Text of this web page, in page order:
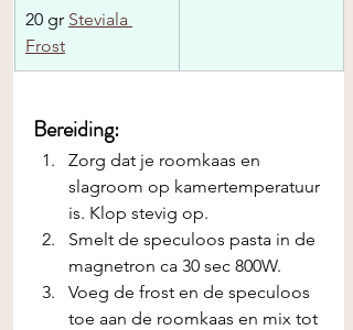
20 gr Steviala
Frost
Bereiding:
Zorg dat je roomkaas en
slagroom op kamertemperatuur
is. Klop stevig op.
Smelt de speculoos pasta in de
magnetron ca 30 sec 800W.
Voeg de frost en de speculoos
toe aan de roomkaas en mix tot